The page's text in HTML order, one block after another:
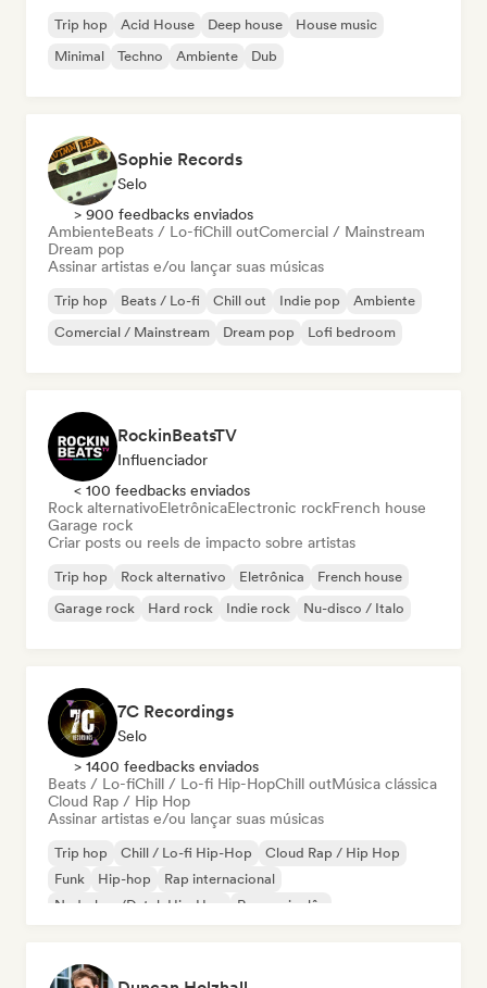
Trip hop Acid House Deep house
House music
Minimal
Techno Ambiente Dub
Sophie Records
Selo
> 900 feedbacks enviados
AmbienteBeats / Lo-fiChill outComercial / Mainstream
Dream pop
Assinar artistas e/ou lançar suas músicas
Trip hop Beats / Lo-fi Chill out Indie pop
Ambiente
Comercial / Mainstream
Dream pop Lofi bedroom
RockinBeatsTV
Influenciador
< 100 feedbacks enviados
Rock alternativoEletrônicaElectronic rockFrench house
Garage rock
Criar posts ou reels de impacto sobre artistas
Trip hop Rock alternativo Eletrônica
French house
Garage rock
Hard rock Indie rock Nu-disco / Italo
7C Recordings
Selo
> 1400 feedbacks enviados
Beats / Lo-fiChill / Lo-fi Hip-HopChill outMúsica clássica
Cloud Rap / Hip Hop
Assinar artistas e/ou lançar suas músicas
Trip hop Chill / Lo-fi Hip-Hop
Cloud Rap / Hip Hop
Funk
Hip-hop
Rap internacional
Nederhop/Dutch Hip-Hop
Rap em inglês